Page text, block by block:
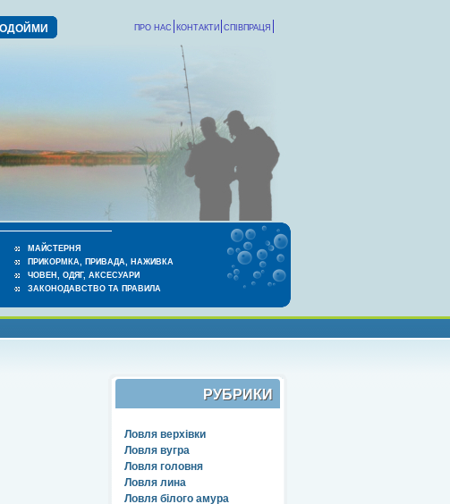
СПІВПРАЦЯ
КОНТАКТИ
ПРО НАС
МАЙСТЕРНЯ
ПРИКОРМКА, ПРИВАДА, НАЖИВКА
ЧОВЕН, ОДЯГ, АКСЕСУАРИ
ЗАКОНОДАВСТВО ТА ПРАВИЛА
РУБРИКИ
Ловля верхівки
Ловля вугра
Ловля головня
Ловля лина
Ловля білого амура